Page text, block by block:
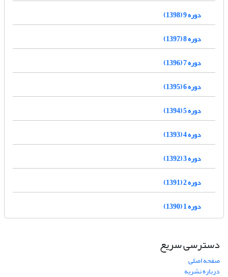
دوره 9 (1398)
دوره 8 (1397)
دوره 7 (1396)
دوره 6 (1395)
دوره 5 (1394)
دوره 4 (1393)
دوره 3 (1392)
دوره 2 (1391)
دوره 1 (1390)
دسترسی سریع
صفحه اصلی
درباره نشریه